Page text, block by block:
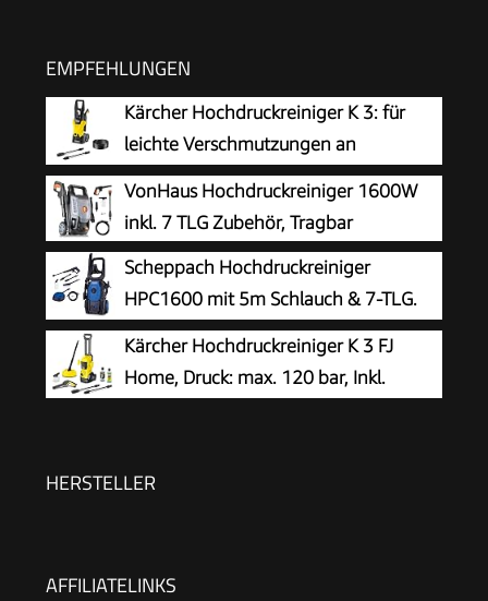
EMPFEHLUNGEN
Kärcher Hochdruckreiniger K 3: für
leichte Verschmutzungen an
Fahrrädern, Gartenzäunen,
Motorrädern & Co. Flächenleistung 25 m²/h. Mit
Pistole, 6 m Hochdruckschlauch und Vario
Power-Strahlrohr Gelb
VonHaus Hochdruckreiniger 1600W
inkl. 7 TLG Zubehör, Tragbar
Scheppach Hochdruckreiniger
HPC1600 mit 5m Schlauch & 7-TLG.
Zubehör | 135bar Maximaldruck |
1600W Leistung | 420 L/h Durchflussmenge |
Aluminiumpumpe, Selbstansaugfunktion &
Kärcher Hochdruckreiniger K 3 FJ
Home, Druck: max. 120 bar, Inkl.
HomeKit, gelb
HERSTELLER
AFFILIATELINKS